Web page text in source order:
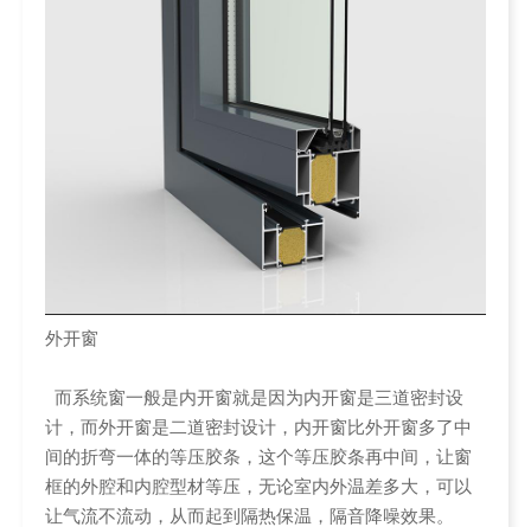
外开窗
而系统窗一般是内开窗就是因为内开窗是三道密封设
计，而外开窗是二道密封设计，内开窗比外开窗多了中
间的折弯一体的等压胶条，这个等压胶条再中间，让窗
框的外腔和内腔型材等压，无论室内外温差多大，可以
让气流不流动，从而起到隔热保温，隔音降噪效果。